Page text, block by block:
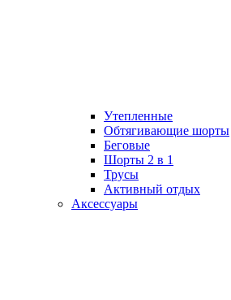
Утепленные
Обтягивающие шорты
Беговые
Шорты 2 в 1
Трусы
Активный отдых
Аксессуары